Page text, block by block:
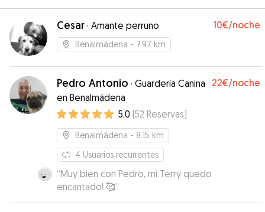
Cesar · Amante perruno 10€/noche
Benalmádena - 7.97 km
Pedro Antonio · Guardería Canina
en Benalmádena
22€/noche
5.0 (52 Reservas)
Benalmádena - 8.15 km
4 Usuarios recurrentes
“Muy bien con Pedro, mi Terry quedo
encantado! 🥰”